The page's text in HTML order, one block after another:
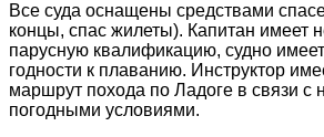
Все суда оснащены средствами
концы, спас жилеты). Капитан имеет
парусную квалификацию, судно
годности к плаванию. Инструктор
маршрут похода по Ладоге в связи с
погодными условиями.